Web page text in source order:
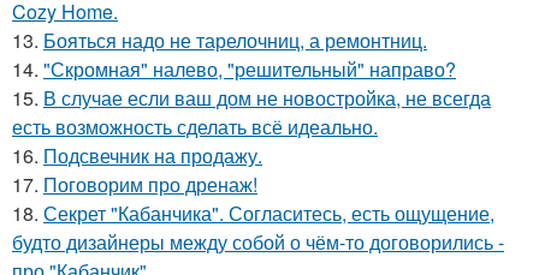
Cozy Home.
13. Бояться надо не тарелочниц, а ремонтниц.
14. "Скромная" налево, "решительный" направо?
15. В случае если ваш дом не новостройка, не всегда
есть возможность сделать всё идеально.
16. Подсвечник на продажу.
17. Поговорим про дренаж!
18. Секрет "Кабанчика". Согласитесь, есть ощущение,
будто дизайнеры между собой о чём-то договорились -